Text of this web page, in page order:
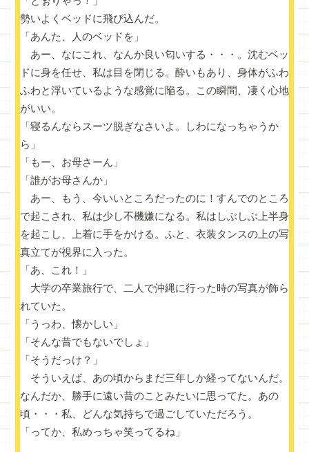
勢いよくベッドに飛び込んだ。
「あんた、人のベッドを」
あー、なにこれ、なんか良い匂いする・・・。沈むベッ
ドに身を任せ、私は目を閉じる。酔いもあり、身体がふわ
ふわと浮いているような感覚に陥る。この瞬間、凄く心地
がいい。
「寝るんならスーツ脱ぎなさいよ。しわになっちゃうか
ら」
「もー、お母さーん」
「誰がお母さんか」
あー、もう、今いいところだったのに！すんでのところ
で起こされ、私は少し不機嫌になる。私はしぶしぶ上半身
を起こし、上着に手をかける。ふと、衣装タンスの上の写
真立てが視界に入った。
「あ、これ！」
大学の卒業旅行で、二人で沖縄に行った時の写真が飾ら
れていた。
「うっわ、懐かしい」
「そんな昔でもないでしょ」
「そうだっけ？」
そういえば、あの頃からまだ三年しか経ってないんだ。
なんだか、勝手に遠い昔のことみたいに思ってた。あの
頃・・・私、どんな気持ちで過ごしていただろう。
「ってか、私めっちゃ笑ってるね」